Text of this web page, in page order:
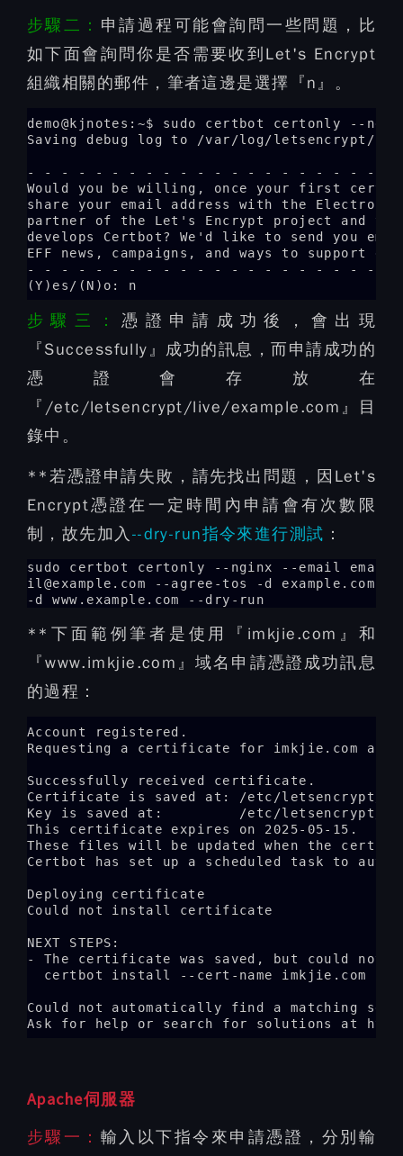
步驟二： 申請過程可能會詢問一些問題，比
如下面會詢問你是否需要收到Let's Encrypt
組織相關的郵件，筆者這邊是選擇『n』。
demo@kjnotes:~$ sudo certbot certonly --
Saving debug log to /var/log/letsencrypt/
- - - - - - - - - - - - - - - - - - - - - -
Would you be willing, once your first
share your email address with the
partner of the Let's Encrypt project and
develops Certbot? We'd like to send you
EFF news, campaigns, and ways to support
- - - - - - - - - - - - - - - - - - - - - -
(Y)es/(N)o: n
步驟三： 憑證申請成功後，會出現
『Successfully』成功的訊息，而申請成功的
憑證會存放在
『/etc/letsencrypt/live/example.com』目
錄中。
**若憑證申請失敗，請先找出問題，因Let's
Encrypt憑證在一定時間內申請會有次數限
制，故先加入 --dry-run指令來進行測試 ：
sudo certbot certonly --nginx --email ema
il@example.com --agree-tos -d example.com
-d www.example.com --dry-run
**下面範例筆者是使用『imkjie.com』和
『www.imkjie.com』域名申請憑證成功訊息
的過程：
Account registered.
Requesting a certificate for imkjie.com and
Successfully received certificate.
Certificate is saved at: /etc/letsencrypt/
Key is saved at:         /etc/letsencrypt/
This certificate expires on 2025-05-15.
These files will be updated when the
Certbot has set up a scheduled task to
Deploying certificate
Could not install certificate
NEXT STEPS:
- The certificate was saved, but could
  certbot install --cert-name imkjie.com
Could not automatically find a matching
Ask for help or search for solutions at
Apache伺服器
步驟一： 輸入以下指令來申請憑證，分別輸